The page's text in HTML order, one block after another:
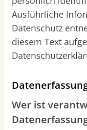
Ausführliche
Datenschutz
diesem Text
Wer ist